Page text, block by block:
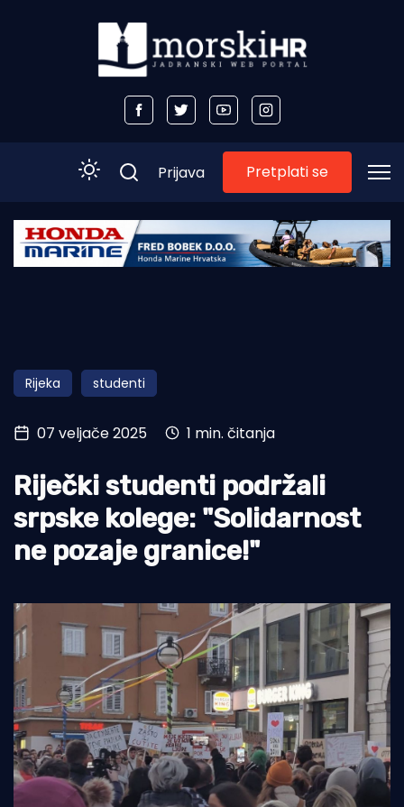
Početna
Obala
Otoci
Turizam i nautika
Pomorstvo
Ribolov
Ekologija
Prijava Pretplati se
Rijeka studenti
07 veljače 2025 1 min. čitanja
Riječki studenti podržali
srpske kolege: "Solidarnost
ne pozaje granice!"